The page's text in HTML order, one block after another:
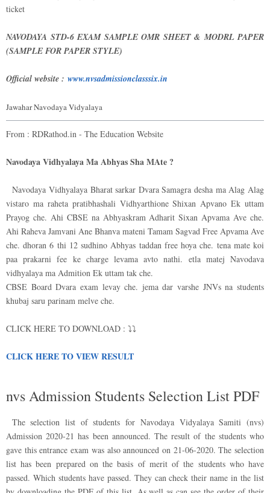
ticket
NAVODAYA STD-6 EXAM SAMPLE OMR SHEET & MODRL PAPER
(SAMPLE FOR PAPER STYLE)
Official website : www.nvsadmissionclasssix.in
Jawahar Navodaya Vidyalaya
From : RDRathod.in - The Education Website
Navodaya Vidhyalaya Ma Abhyas Sha MAte ?
Navodaya Vidhyalaya Bharat sarkar Dvara Samagra desha ma Alag Alag
vistaro ma raheta pratibhashali Vidhyarthione Shixan Apvano Ek uttam
Prayog che. Ahi CBSE na Abhyaskram Adharit Sixan Apvama Ave che.
Ahi Raheva Jamvani Ane Bhanva mateni Tamam Sagvad Free Apvama Ave
che. dhoran 6 thi 12 sudhino Abhyas taddan free hoya che. tena mate koi
paa prakarni fee ke charge levama avto nathi. etla matej Navodava
vidhyalaya ma Admition Ek uttam tak che.
CBSE Board Dvara exam levay che. jema dar varshe JNVs na students
khubaj saru parinam melve che.
CLICK HERE TO DOWNLOAD : ⤵⤵
CLICK HERE TO VIEW RESULT
nvs Admission Students Selection List PDF
The selection list of students for Navodaya Vidyalaya Samiti (nvs)
Admission 2020-21 has been announced. The result of the students who
gave this entrance exam was also announced on 21-06-2020. The selection
list has been prepared on the basis of merit of the students who have
passed. Which students have passed. They can check their name in the list